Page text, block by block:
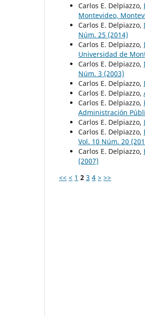
Carlos E. Delpiazzo,
Montevideo,
Carlos E. Delpiazzo,
Núm. 25 (2014)
Carlos E. Delpiazzo,
Universidad de
Carlos E. Delpiazzo,
Núm. 3 (2003)
Carlos E. Delpiazzo,
Carlos E. Delpiazzo,
Carlos E. Delpiazzo,
Administración
Carlos E. Delpiazzo,
Carlos E. Delpiazzo,
Vol. 10 Núm. 20
Carlos E. Delpiazzo,
(2007)
<< < 1 2 3 4 > >>